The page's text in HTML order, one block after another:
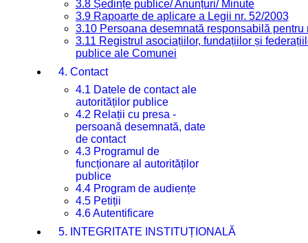
3.8 Ședințe publice/ Anunțuri/ Minute
3.9 Rapoarte de aplicare a Legii nr. 52/2003
3.10 Persoana desemnată responsabilă
3.11 Registrul asociațiilor, fundațiilor și
publice ale Comunei
4. Contact
4.1 Datele de contact ale
autorităților publice
4.2 Relații cu presa -
persoană desemnată, date
de contact
4.3 Programul de
funcționare al autorităților
publice
4.4 Program de audiențe
4.5 Petiții
4.6 Autentificare
5. INTEGRITATE INSTITUȚIONALĂ